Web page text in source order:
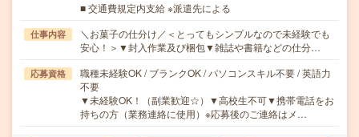
■ 交通費規定内支給 ※派遣先による
仕事内容
＼お菓子の仕分け／＜とってもシンプルなので未経験でも
安心！＞▼封入作業及び梱包▼雑誌や書籍などの仕分…
応募資格
職種未経験OK / ブランクOK / パソコンスキル不要 / 英語力
不要
▼未経験OK！（副業歓迎☆）▼高校生不可▼携帯電話をお
持ちの方（業務連絡に使用）※応募後のご連絡はメ…